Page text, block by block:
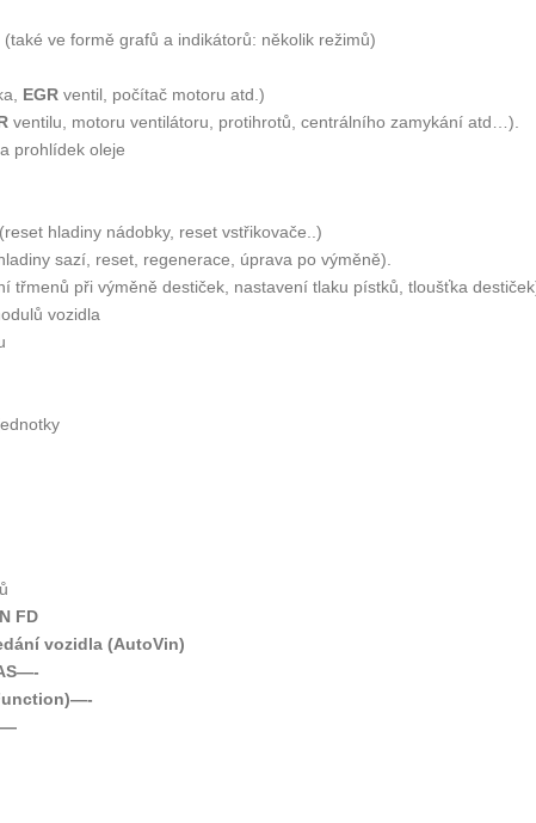
ve formě grafů a indikátorů: několik režimů)
EGR ventil, počítač motoru atd.)
ventilu, motoru ventilátoru, protihrotů, centrálního zamykání atd…).
prohlídek oleje
(reset hladiny nádobky, reset vstřikovače..)
sazí, reset, regenerace, úprava po výměně).
třmenů při výměně destiček, nastavení tlaku pístků, tloušťka
vozidla
FD
vozidla (AutoVin)